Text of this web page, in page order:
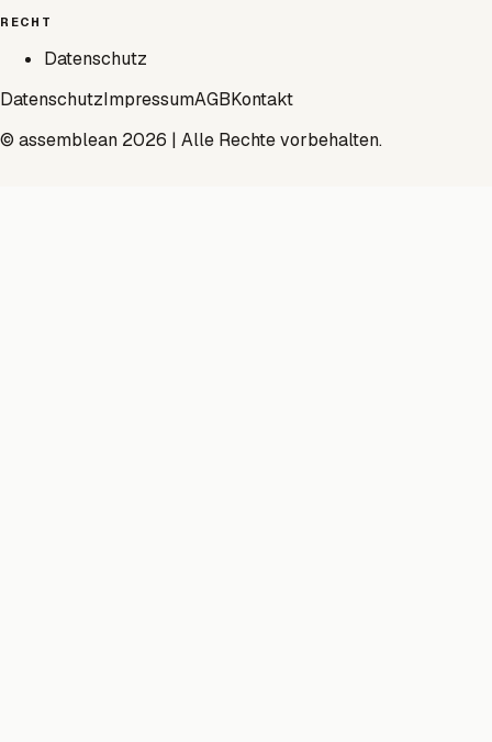
RECHT
Datenschutz
DatenschutzImpressumAGBKontakt
© assemblean 2026 | Alle Rechte vorbehalten.